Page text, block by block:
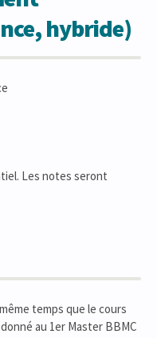
hybride)
Les notes seront
temps que le cours
au 1er Master BBMC